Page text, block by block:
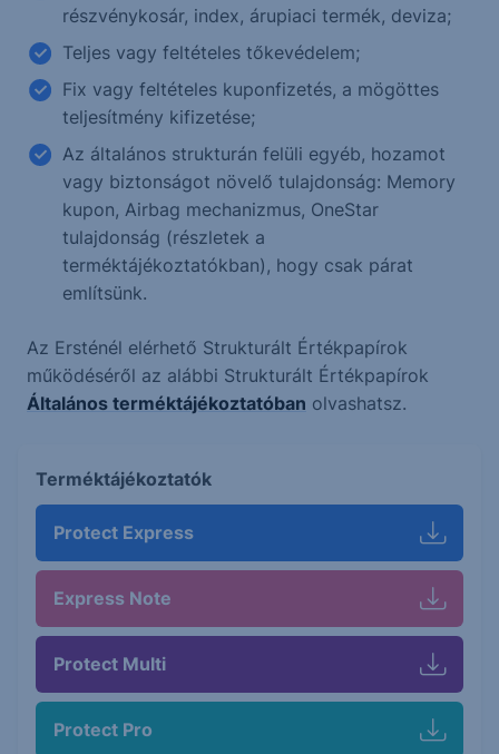
részvénykosár, index, árupiaci termék, deviza;
Teljes vagy feltételes tőkevédelem;
Fix vagy feltételes kuponfizetés, a mögöttes
teljesítmény kifizetése;
Az általános strukturán felüli egyéb, hozamot
vagy biztonságot növelő tulajdonság: Memory
kupon, Airbag mechanizmus, OneStar
tulajdonság (részletek a
terméktájékoztatókban), hogy csak párat
említsünk.
Az Ersténél elérhető Strukturált Értékpapírok
működéséről az alábbi Strukturált Értékpapírok
Általános terméktájékoztatóban olvashatsz.
Terméktájékoztatók
Protect Express
Express Note
Protect Multi
Protect Pro